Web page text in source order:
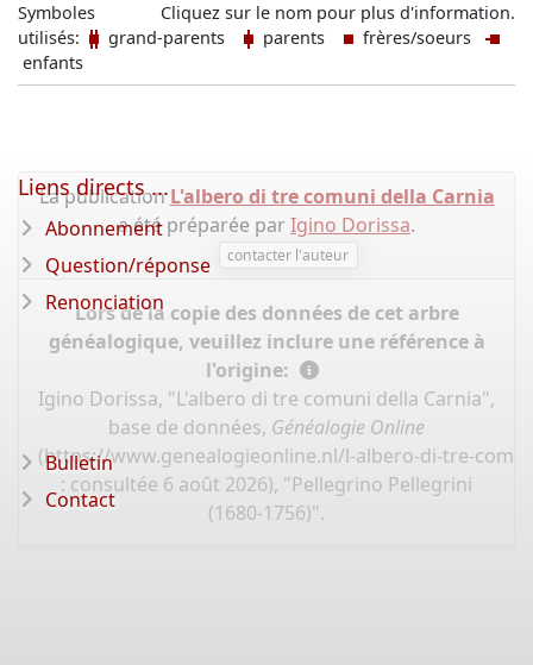
Cliquez sur le nom pour plus d'information.
Symboles
utilisés:
grand-parents parents
frères/soeurs
enfants
La publicationL'albero di tre comuni della Carnia
a été préparée parIgino Dorissa.
contacter l'auteur
Lors de la copie des données de cet arbre
généalogique, veuillez inclure une référence à
l'origine:
Igino Dorissa, "L'albero di tre comuni della Carnia",
base de données, Généalogie Online
(https://www.genealogieonline.nl/l-albero-di-tre-
: consultée 6 août 2026), "Pellegrino Pellegrini
(1680-1756)".
Liens directs ...
Abonnement
Question/réponse
Renonciation
Bulletin
Contact